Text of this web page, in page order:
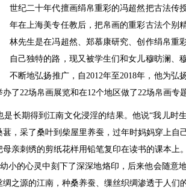
世纪二十年代擅画绢帛重彩的冯超然把古法传
年在上海美专任教后，把帛画的重彩古法个别
林先生是在冯超然、郑慕康研究、创作绢帛重
自己独特的路，现又被学生们和女儿穆昉澜、
不断地弘扬推广，自2012年至2018年，他为弘
了22场帛画展览和在12个地区做了22场帛画专
长期得到江南文化浸淫的结果。他说“我儿时
，采了桑叶到柴屋里养蚕，过年时妈妈穿上自
亲刺绣的剪纸花样用铅笔复印在读书的课本上
小的心灵中刻下了深深地烙印，后来他会随意
之源的江南，种桑养蚕、缫丝织绸渗透于人们